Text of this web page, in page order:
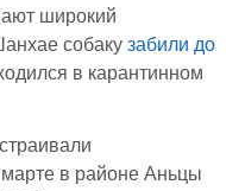
широкий
собаку забили до
в карантинном
в районе Аньцы